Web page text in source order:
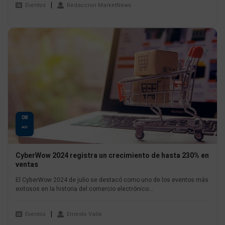
Eventos Redaccion MarketNews
08
AGO
CyberWow 2024 registra un crecimiento de hasta 230% en
ventas
El CyberWow 2024 de julio se destacó como uno de los eventos más
exitosos en la historia del comercio electrónico...
Eventos Ernesto Valle